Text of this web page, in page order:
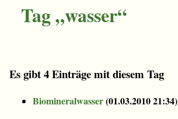
Tag „wasser“
Es gibt 4 Einträge mit diesem Tag
Biomineralwasser(01.03.2010 21:34)